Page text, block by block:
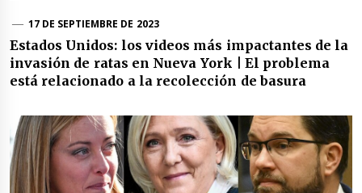
17 DE SEPTIEMBRE DE 2023
Estados Unidos: los videos más impactantes de la
invasión de ratas en Nueva York | El problema
está relacionado a la recolección de basura